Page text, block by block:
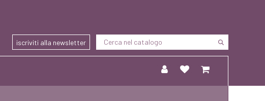
iscriviti alla newsletter